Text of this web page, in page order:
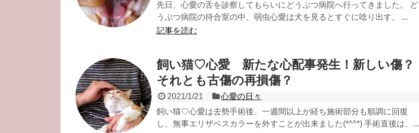
先日、心愛の舌を診察してもらいにどうぶつ病院へ行ってきました。 ど
うぶつ病院の待合室の中、弱虫心愛は犬を見るとすぐに唸り出す。 ...
記事を読む
飼い猫♡心愛 新たな心配事発生！新しい傷？
それとも古傷の再損傷？
2021/1/21
心愛の日々
飼い猫♡心愛は去勢手術後、一週間以上が経ち施術部分も順調に回復
し、無事エリザベスカラーを外すことが出来ました(*^^*) 手術直後は、...